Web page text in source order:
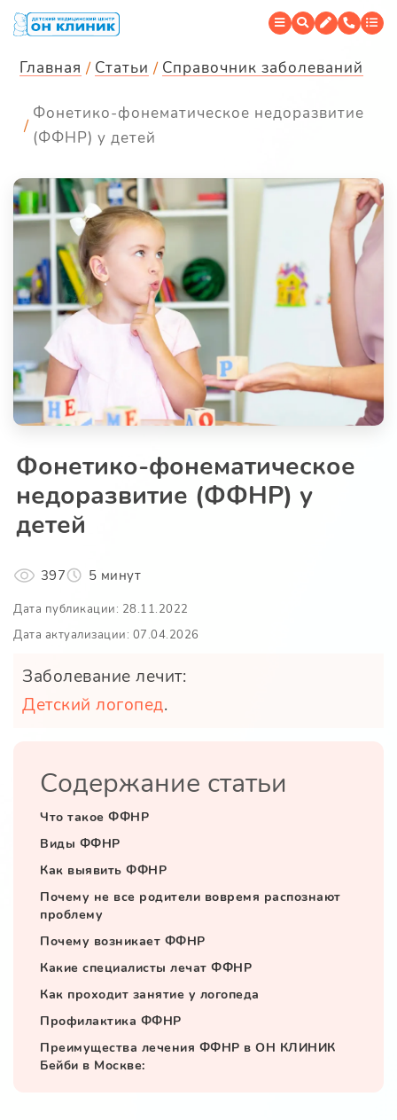
Главная Статьи Справочник заболеваний
Фонетико-фонематическое недоразвитие
(ФФНР) у детей
Фонетико-фонематическое
недоразвитие (ФФНР) у
детей
397 5 минут
Дата публикации: 28.11.2022
Дата актуализации: 07.04.2026
Заболевание лечит:
Детский логопед.
Содержание статьи
Что такое ФФНР
Виды ФФНР
Как выявить ФФНР
Почему не все родители вовремя распознают
проблему
Почему возникает ФФНР
Какие специалисты лечат ФФНР
Как проходит занятие у логопеда
Профилактика ФФНР
Преимущества лечения ФФНР в ОН КЛИНИК
Бейби в Москве: